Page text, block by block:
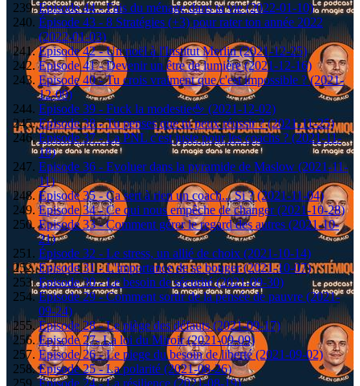
Episode 44 - Fais du ménage dans ta vie (2022-01-10)
Épisode 43 - 8 Stratégies (+3) pour rater ton année 2022
(2022-01-03)
Episode 42 - Un noël à l'Institut Merlin (2021-12-25)
Episode 41 - Devenir un être de lumière (2021-12-16)
Episode 40 - Tu crois vraiment que c'est impossible ? (2021-
12-09)
Episode 39 - Fuck la modestie🖕 (2021-12-02)
Episode 38 - Tu penses que tu peux réussir ? (2021-11-25)
Episode 37 - La PNL c'est juste pour les coachs ? (2021-11-
18)
Episode 36 - Evoluer dans la pyramide de Maslow (2021-11-
11)
Episode 35 - Ça sert à rien un coach... Si ? (2021-11-04)
Episode 34 - Ce qui nous empêche de changer (2021-10-28)
Episode 33 - Comment gérer le regard des autres (2021-10-
21)
Épisode 32 - Le stress, un allié de choix (2021-10-14)
Episode 31 - L'importance de se bouger (2021-10-07)
Episode 30 - Le besoin de sécurité (2021-09-30)
Episode 29 - Comment sortir de la pensée de pauvre (2021-
09-24)
Episode 28 - Le piège des défauts (2021-09-17)
Episode 27- La loi du Miroir (2021-09-09)
Episode 26 - Le piege du besoin de liberté (2021-09-02)
Episode 25 - La polarité (2021-08-26)
Episode 24 - La résilience (2021-08-19)